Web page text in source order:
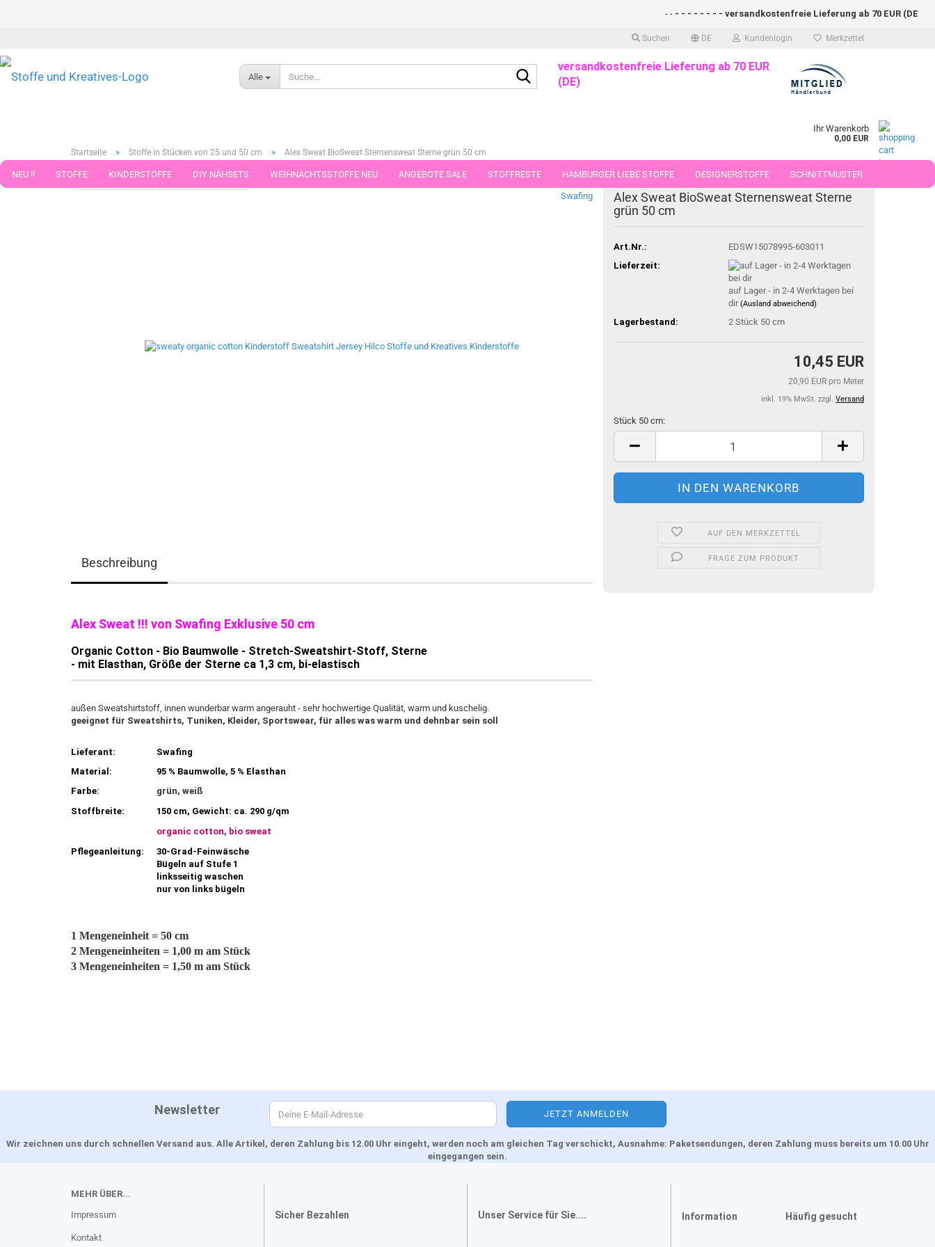
Suchen DE Kundenlogin Merkzettel
- - - - - - - - versandkostenfreie Lieferung ab 70 EUR (DE)- -
Alle
Suche...versandkostenfreie Lieferung ab 70 EUR
(DE)
Ihr Warenkorb
0,00 EUR
NEU !! STOFFE KINDERSTOFFE DIY NÄHSETS WEIHNACHTSSTOFFE NEU ANGEBOTE SALE STOFFRESTE HAMBURGER LIEBE STOFFE DESIGNERSTOFFE SCHNITTMUSTER
STOFFE IN STÜCKEN VON 25 UND 50 CM
Startseite » Stoffe in Stücken von 25 und 50 cm » Alex Sweat BioSweat Sternensweat Sterne grün 50 cm
« Erster « zurück weiter » Letzter »
Artikel in dieser Kategorie
Swafing
Alex Sweat BioSweat Sternensweat Sterne
grün 50 cm
Art.Nr.:
EDSW15078995-603011
Lieferzeit:
auf Lager - in 2-4 Werktagen bei
dir(Ausland abweichend)
Lagerbestand: 2 Stück 50 cm
10,45 EUR
20,90 EUR pro Meter
inkl. 19% MwSt. zzgl. Versand
Stück 50 cm:
Stück
AUF DEN MERKZETTEL
FRAGE ZUM PRODUKT
Beschreibung
Alex Sweat !!! von Swafing Exklusive 50 cm
Organic Cotton - Bio Baumwolle - Stretch-Sweatshirt-Stoff, Sterne
- mit Elasthan, Größe der Sterne ca 1,3 cm, bi-elastisch
außen Sweatshirtstoff, innen wunderbar warm angerauht - sehr hochwertige Qualität, warm und kuschelig.
geeignet für Sweatshirts, Tuniken, Kleider, Sportswear, für alles was warm und dehnbar sein soll
Lieferant:
Swafing
Material:
95 % Baumwolle, 5 % Elasthan
Farbe:
grün, weiß
Stoffbreite:
150 cm, Gewicht: ca. 290 g/qm
organic cotton, bio sweat
Pflegeanleitung:
30-Grad-Feinwäsche
Bügeln auf Stufe 1
linksseitig waschen
nur von links bügeln
1 Mengeneinheit = 50 cm
2 Mengeneinheiten = 1,00 m am Stück
3 Mengeneinheiten = 1,50 m am Stück
Newsletter
Wir zeichnen uns durch schnellen Versand aus. Alle Artikel, deren Zahlung bis 12.00 Uhr eingeht, werden noch am gleichen Tag verschickt, Ausnahme: Paketsendungen, deren Zahlung muss bereits um 10.00 Uhr
eingegangen sein.
MEHR ÜBER...
Impressum
Kontakt
Sicher Bezahlen Unser Service für Sie.... Information Häufig gesucht